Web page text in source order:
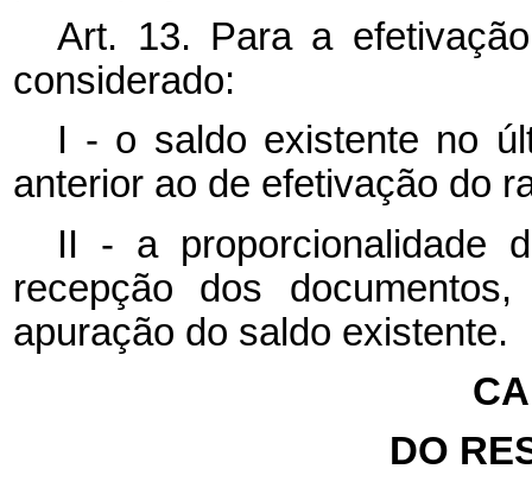
Art. 13. Para a
considerado:
I - o saldo existente no
anterior ao de efetivação do
II - a proporcionalidade
recepção dos
apuração do saldo existente.
DO